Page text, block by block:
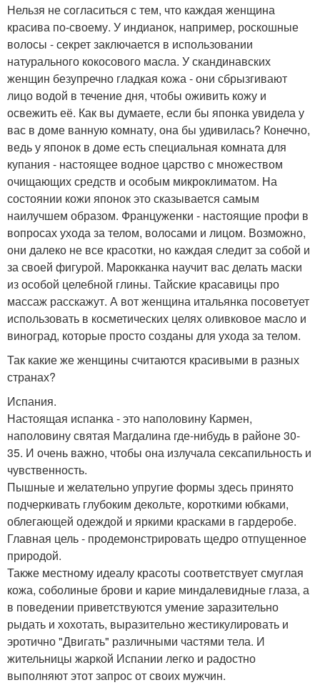
Нельзя не согласиться с тем, что каждая женщина
красива по-своему. У индианок, например, роскошные
волосы - секрет заключается в использовании
натурального кокосового масла. У скандинавских
женщин безупречно гладкая кожа - они сбрызгивают
лицо водой в течение дня, чтобы оживить кожу и
освежить её. Как вы думаете, если бы японка увидела у
вас в доме ванную комнату, она бы удивилась? Конечно,
ведь у японок в доме есть специальная комната для
купания - настоящее водное царство с множеством
очищающих средств и особым микроклиматом. На
состоянии кожи японок это сказывается самым
наилучшем образом. Француженки - настоящие профи в
вопросах ухода за телом, волосами и лицом. Возможно,
они далеко не все красотки, но каждая следит за собой и
за своей фигурой. Марокканка научит вас делать маски
из особой целебной глины. Тайские красавицы про
массаж расскажут. А вот женщина итальянка посоветует
использовать в косметических целях оливковое масло и
виноград, которые просто созданы для ухода за телом.
Так какие же женщины считаются красивыми в разных
странах?
Испания.
Настоящая испанка - это наполовину Кармен,
наполовину святая Магдалина где-нибудь в районе 30-
35. И очень важно, чтобы она излучала сексапильность и
чувственность.
Пышные и желательно упругие формы здесь принято
подчеркивать глубоким декольте, короткими юбками,
облегающей одеждой и яркими красками в гардеробе.
Главная цель - продемонстрировать щедро отпущенное
природой.
Также местному идеалу красоты соответствует смуглая
кожа, соболиные брови и карие миндалевидные глаза, а
в поведении приветствуются умение заразительно
рыдать и хохотать, выразительно жестикулировать и
эротично "Двигать" различными частями тела. И
жительницы жаркой Испании легко и радостно
выполняют этот запрос от своих мужчин.